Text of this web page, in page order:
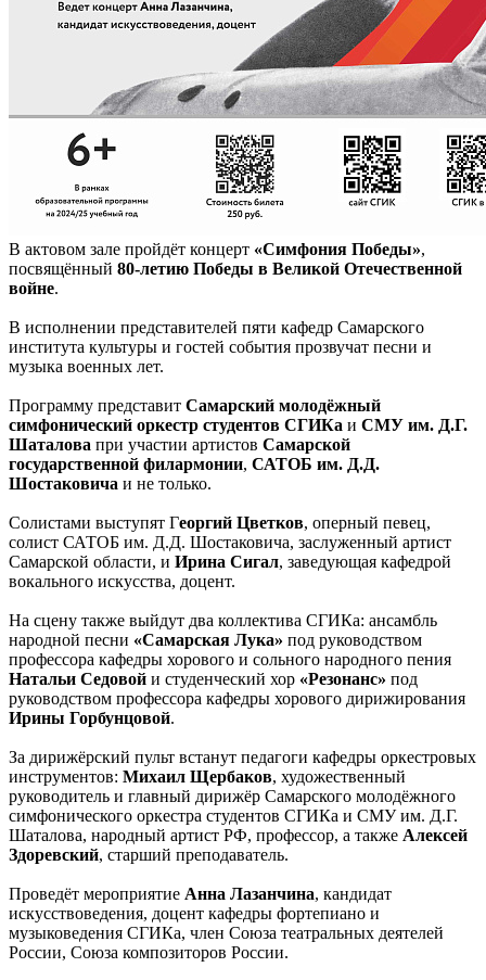
В актовом зале пройдёт концерт «Симфония Победы»,
посвящённый 80-летию Победы в Великой Отечественной
войне.
В исполнении представителей пяти кафедр Самарского
института культуры и гостей события прозвучат песни и
музыка военных лет.
Программу представит Самарский молодёжный
симфонический оркестр студентов СГИКа и СМУ им. Д.Г.
Шаталова при участии артистов Самарской
государственной филармонии, САТОБ им. Д.Д.
Шостаковича и не только.
Солистами выступят Георгий Цветков, оперный певец,
солист САТОБ им. Д.Д. Шостаковича, заслуженный артист
Самарской области, и Ирина Сигал, заведующая кафедрой
вокального искусства, доцент.
На сцену также выйдут два коллектива СГИКа: ансамбль
народной песни «Самарская Лука» под руководством
профессора кафедры хорового и сольного народного пения
Натальи Седовой и студенческий хор «Резонанс» под
руководством профессора кафедры хорового дирижирования
Ирины Горбунцовой.
За дирижёрский пульт встанут педагоги кафедры оркестровых
инструментов: Михаил Щербаков, художественный
руководитель и главный дирижёр Самарского молодёжного
симфонического оркестра студентов СГИКа и СМУ им. Д.Г.
Шаталова, народный артист РФ, профессор, а также Алексей
Здоревский, старший преподаватель.
Проведёт мероприятие Анна Лазанчина, кандидат
искусствоведения, доцент кафедры фортепиано и
музыковедения СГИКа, член Союза театральных деятелей
России, Союза композиторов России.